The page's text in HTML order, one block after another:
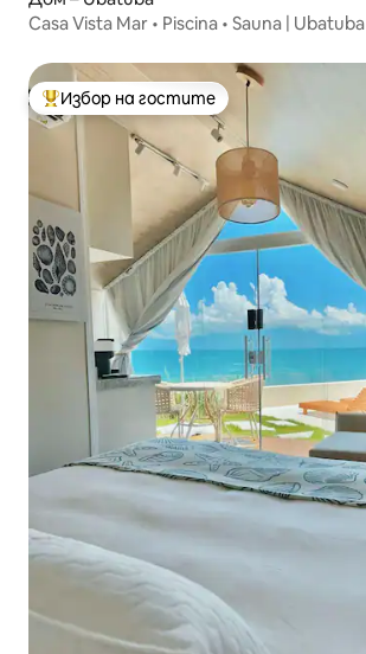
Casa Vista Mar • Piscina • Sauna | Ubatuba
Най-популярен избор на гостите
Избор на гостите